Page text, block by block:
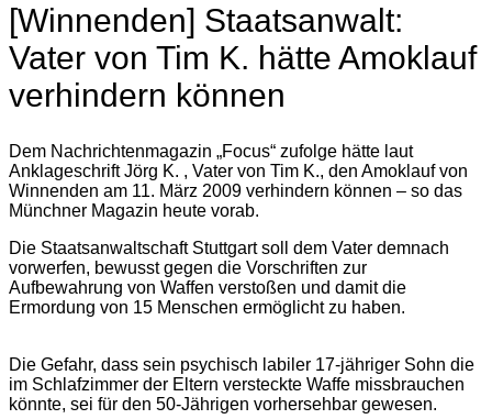
[Winnenden] Staatsanwalt:
Vater von Tim K. hätte Amoklauf
verhindern können
Dem Nachrichtenmagazin „Focus“ zufolge hätte laut
Anklageschrift Jörg K. , Vater von Tim K., den Amoklauf von
Winnenden am 11. März 2009 verhindern können – so das
Münchner Magazin heute vorab.
Die Staatsanwaltschaft Stuttgart soll dem Vater demnach
vorwerfen, bewusst gegen die Vorschriften zur
Aufbewahrung von Waffen verstoßen und damit die
Ermordung von 15 Menschen ermöglicht zu haben.
Die Gefahr, dass sein psychisch labiler 17-jähriger Sohn die
im Schlafzimmer der Eltern versteckte Waffe missbrauchen
könnte, sei für den 50-Jährigen vorhersehbar gewesen.